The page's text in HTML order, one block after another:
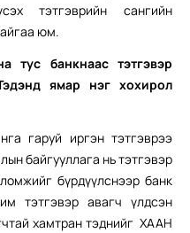
тэтгэврийн сангийн
юм.
тус банкнаас тэтгэвэр
ямар нэг хохирол
гаруй иргэн тэтгэврээ
байгууллага нь тэтгэвэр
бүрдүүлснээр банк
тэтгэвэр авагч үлдсэн
хамтран тэднийг ХААН